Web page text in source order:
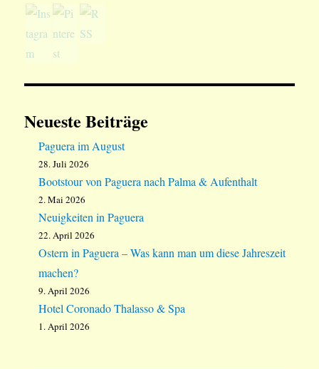
Neueste Beiträge
Paguera im August
28. Juli 2026
Bootstour von Paguera nach Palma & Aufenthalt
2. Mai 2026
Neuigkeiten in Paguera
22. April 2026
Ostern in Paguera – Was kann man um diese Jahreszeit
machen?
9. April 2026
Hotel Coronado Thalasso & Spa
1. April 2026